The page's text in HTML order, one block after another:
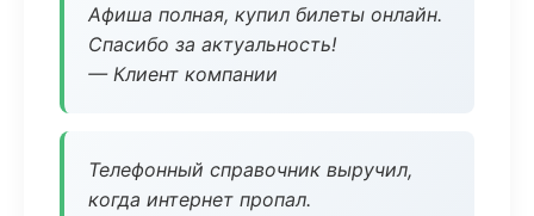
Афиша полная, купил билеты онлайн.
Спасибо за актуальность!
— Клиент компании
Телефонный справочник выручил,
когда интернет пропал.